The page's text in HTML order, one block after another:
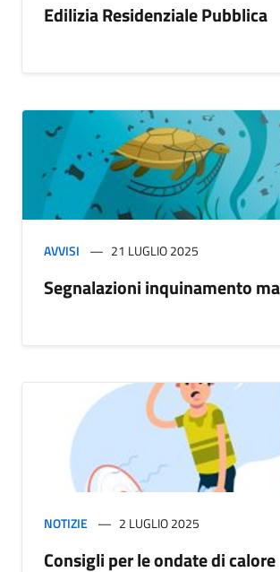
Edilizia Residenziale Pubblica
AVVISI 21 LUGLIO 2025
Segnalazioni inquinamento
NOTIZIE 2 LUGLIO 2025
Consigli per le ondate di calore